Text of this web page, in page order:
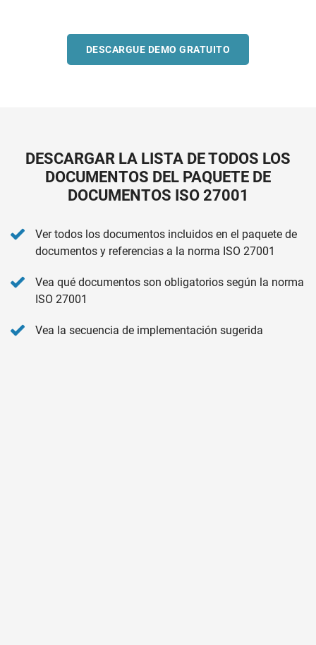
DESCARGUE DEMO GRATUITO
DESCARGAR LA LISTA DE TODOS LOS
DOCUMENTOS DEL PAQUETE DE
DOCUMENTOS ISO 27001
Ver todos los documentos incluidos en el paquete de
documentos y referencias a la norma ISO 27001
Vea qué documentos son obligatorios según la norma
ISO 27001
Vea la secuencia de implementación sugerida